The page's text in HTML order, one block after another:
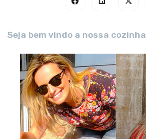
Seja bem vindo a nossa cozinha